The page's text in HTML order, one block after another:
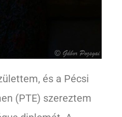
és a Pécsi
(PTE) szereztem